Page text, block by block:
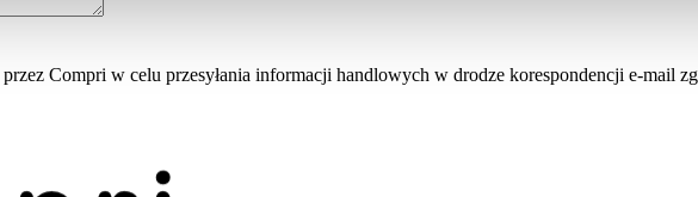
Compri w celu przesyłania informacji handlowych w drodze korespondencji e-mail